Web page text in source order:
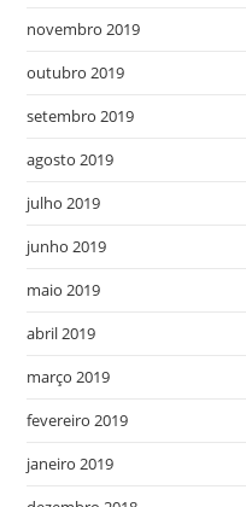
novembro 2019
outubro 2019
setembro 2019
agosto 2019
julho 2019
junho 2019
maio 2019
abril 2019
março 2019
fevereiro 2019
janeiro 2019